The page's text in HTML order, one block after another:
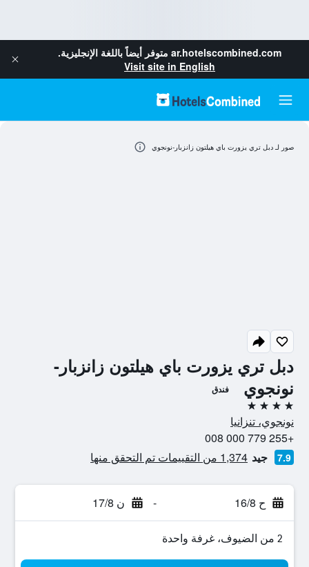
ar.hotelscombined.com متوفر أيضاً باللغة الإنجليزية.
Visit site in English
دبل تري يزورت باي هيلتون زانزبار-
نونجوي
فندق
4 نجوم
نونجوي، تنزانيا
+255 779 000 008
7.9 جيد 1,374 من التقييمات تم التحقق منها
ح 16/8 - ن 17/8
2 من الضيوف، غرفة واحدة
صور لـ دبل تري يزورت باي هيلتون زانزبار-نونجوي